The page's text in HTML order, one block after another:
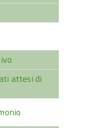
attesi di